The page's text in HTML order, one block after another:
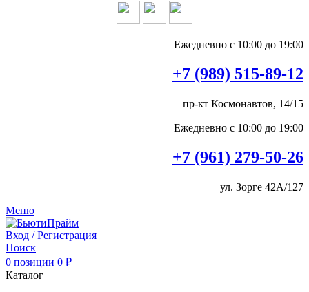
Ежедневно с 10:00 до 19:00
+7 (989) 515-89-12
пр-кт Космонавтов, 14/15
Ежедневно с 10:00 до 19:00
+7 (961) 279-50-26
ул. Зорге 42А/127
Меню
Вход / Регистрация
Поиск
0 позиции 0 ₽
Каталог